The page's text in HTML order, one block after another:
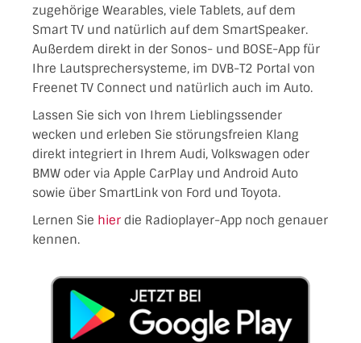
zugehörige Wearables, viele Tablets, auf dem
Smart TV und natürlich auf dem SmartSpeaker.
Außerdem direkt in der Sonos- und BOSE-App für
Ihre Lautsprechersysteme, im DVB-T2 Portal von
Freenet TV Connect und natürlich auch im Auto.
Lassen Sie sich von Ihrem Lieblingssender
wecken und erleben Sie störungsfreien Klang
direkt integriert in Ihrem Audi, Volkswagen oder
BMW oder via Apple CarPlay und Android Auto
sowie über SmartLink von Ford und Toyota.
Lernen Sie hier die Radioplayer-App noch genauer
kennen.